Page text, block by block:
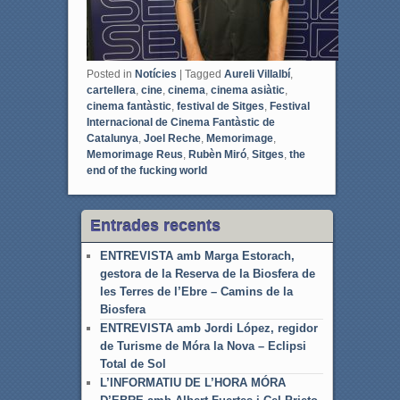
Posted in Notícies Tagged Aureli Villalbí,
cartellera, cine, cinema, cinema asiàtic,
cinema fantàstic, festival de Sitges, Festival
Internacional de Cinema Fantàstic de
Catalunya, Joel Reche, Memorimage,
Memorimage Reus, Rubèn Miró, Sitges, the
end of the fucking world
Entrades recents
ENTREVISTA amb Marga Estorach,
gestora de la Reserva de la Biosfera de
les Terres de l’Ebre – Camins de la
Biosfera
ENTREVISTA amb Jordi López, regidor
de Turisme de Móra la Nova – Eclipsi
Total de Sol
L’INFORMATIU DE L’HORA MÓRA